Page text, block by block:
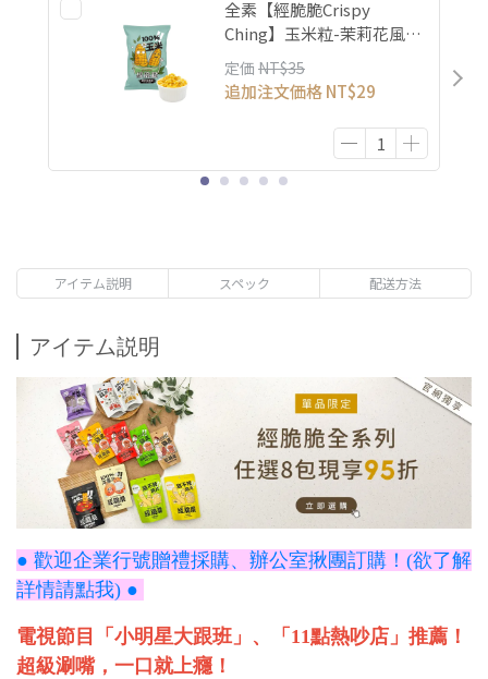
全素【經脆脆Crispy
Ching】玉米粒-茉莉花風味
單包入
定価 NT$35
追加注文価格NT$29
アイテム説明 スペック 配送方法
アイテム説明
● 歡迎企業行號贈禮採購、辦公室揪團訂購！(欲了解
詳情請點我) ●
電視節目「小明星大跟班」、「11點熱吵店」推薦！
超級涮嘴，一口就上癮！